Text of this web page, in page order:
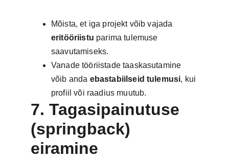
Mõista, et iga projekt võib vajada
eritööriistu parima tulemuse
saavutamiseks.
Vanade tööriistade taaskasutamine
võib anda ebastabiilseid tulemusi, kui
profiil või raadius muutub.
7. Tagasipainutuse
(springback)
eiramine